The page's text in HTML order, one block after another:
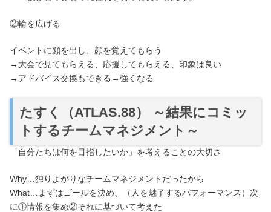
②輪を広げる
イベントに顔を出し、顔を覚えてもらう
→大会で見てもらえる、応援してもらえる、印象は良い
→アドバイス交換もできる→強くなる
たすく（ATLAS.88） ～結果にコミッ
トするチームマネジメント～
「自分たちは何を目指したいか」を考えることの大切さ
Why…独りよがりなチームマネジメントだったから
What…まずはゴールを決め、（人を魅了するパフォーマンス）次
に①情報を集め②それに基づいて考えた